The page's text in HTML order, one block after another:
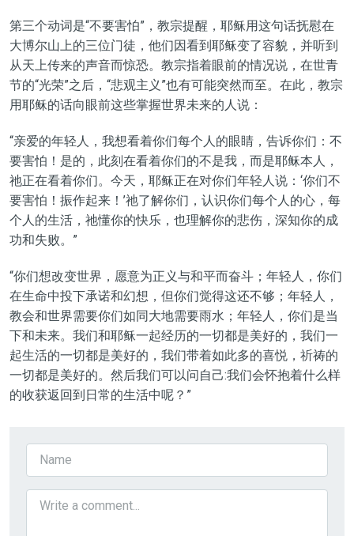
第三个动词是“不要害怕”，教宗提醒，耶稣用这句话抚慰在
大博尔山上的三位门徒，他们因看到耶稣变了容貌，并听到
从天上传来的声音而惊恐。教宗指着眼前的情况说，在世青
节的“光荣”之后，“悲观主义”也有可能突然而至。在此，教宗
用耶稣的话向眼前这些掌握世界未来的人说：
“亲爱的年轻人，我想看着你们每个人的眼睛，告诉你们：不
要害怕！是的，此刻在看着你们的不是我，而是耶稣本人，
祂正在看着你们。今天，耶稣正在对你们年轻人说：‘你们不
要害怕！振作起来！’祂了解你们，认识你们每个人的心，每
个人的生活，祂懂你的快乐，也理解你的悲伤，深知你的成
功和失败。”
“你们想改变世界，愿意为正义与和平而奋斗；年轻人，你们
在生命中投下承诺和幻想，但你们觉得这还不够；年轻人，
教会和世界需要你们如同大地需要雨水；年轻人，你们是当
下和未来。我们和耶稣一起经历的一切都是美好的，我们一
起生活的一切都是美好的，我们带着如此多的喜悦，祈祷的
一切都是美好的。然后我们可以问自己:我们会怀抱着什么样
的收获返回到日常的生活中呢？”